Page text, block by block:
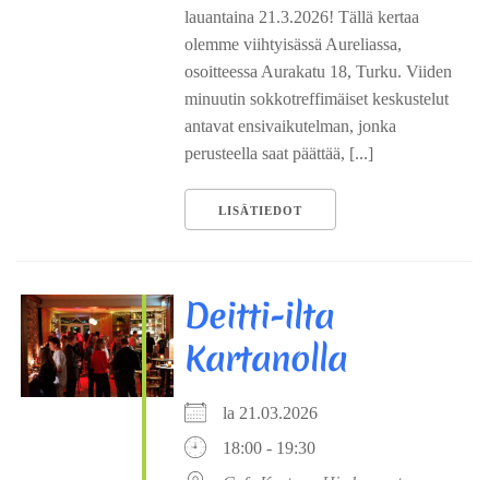
lauantaina 21.3.2026! Tällä kertaa
olemme viihtyisässä Aureliassa,
osoitteessa Aurakatu 18, Turku. Viiden
minuutin sokkotreffimäiset keskustelut
antavat ensivaikutelman, jonka
perusteella saat päättää, [...]
LISÄTIEDOT
Deitti-ilta
Kartanolla
la 21.03.2026
18:00 - 19:30